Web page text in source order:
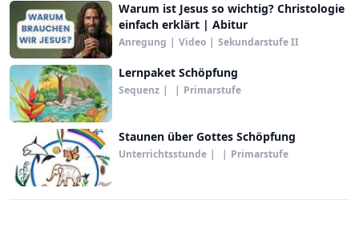
Warum ist Jesus so wichtig? Christologie
einfach erklärt | Abitur
Anregung | Video | Sekundarstufe II
Lernpaket Schöpfung
Sequenz | | Primarstufe
Staunen über Gottes Schöpfung
Unterrichtsstunde | | Primarstufe